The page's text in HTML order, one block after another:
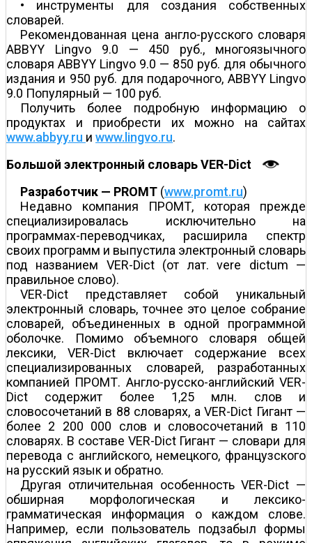
• инструменты для создания собственных
словарей.
Рекомендованная цена англо-русского словаря
ABBYY Lingvo 9.0 — 450 руб., многоязычного
словаря ABBYY Lingvo 9.0 — 850 руб. для обычного
издания и 950 руб. для подарочного, ABBYY Lingvo
9.0 Популярный — 100 руб.
Получить более подробную информацию о
продуктах и приобрести их можно на сайтах
www.abbyy.ru и www.lingvo.ru.
Большой электронный словарь VER-Dict
Разработчик — PROMT (www.promt.ru)
Недавно компания ПРОМТ, которая прежде
специализировалась исключительно на
программах-переводчиках, расширила спектр
своих программ и выпустила электронный словарь
под названием VER-Dict (от лат. vere dictum —
правильное слово).
VER-Dict представляет собой уникальный
электронный словарь, точнее это целое собрание
словарей, объединенных в одной программной
оболочке. Помимо объемного словаря общей
лексики, VER-Dict включает содержание всех
специализированных словарей, разработанных
компанией ПРОМТ. Англо-русско-английский VER-
Dict содержит более 1,25 млн. слов и
словосочетаний в 88 словарях, а VER-Dict Гигант —
более 2 200 000 слов и словосочетаний в 110
словарях. В составе VER-Dict Гигант — словари для
перевода с английского, немецкого, французского
на русский язык и обратно.
Другая отличительная особенность VER-Dict —
обширная морфологическая и лексико-
грамматическая информация о каждом слове.
Например, если пользователь подзабыл формы